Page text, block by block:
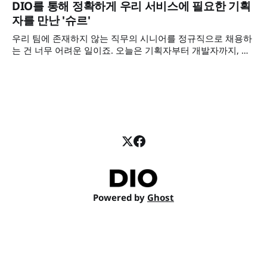
만에 만난. 그리고 회사의 전반적인 방향성을 함께 논의하고
당장 필요한 임팩트까지 얻은 하이퍼노바 박현무 대표님의 이
야기를 준비했습니다. 대표님이 DIO를 쓰기 전 다른 서비스를
왜 이탈하셨는지, 마케터와 디자이너 프리랜서에게 어떤 도움
을 받으셨는지 인터뷰에서 확인해 보세요.
DIO를 통해 정확하게 우리 서비스에 필요한 기획
자를 만난 '슈르'
우리 팀에 존재하지 않는 직무의 시니어를 정규직으로 채용하
는 건 너무 어려운 일이죠. 오늘은 기획자부터 개발자까지, 프
Powered by Ghost